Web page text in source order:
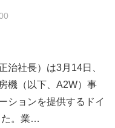
社長）は3月14日、
機（以下、A2W）事
ションを提供するドイ
た。業…